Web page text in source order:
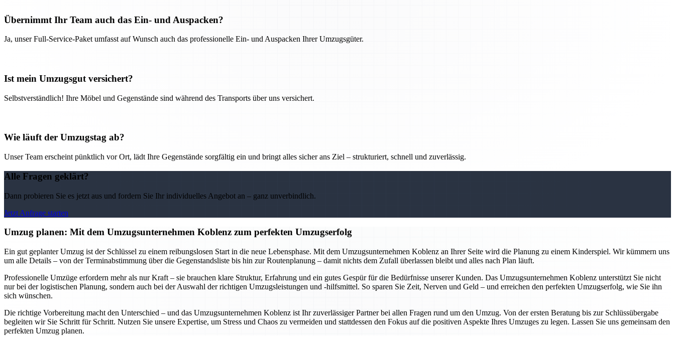
Übernimmt Ihr Team auch das Ein- und Auspacken?
Ja, unser Full-Service-Paket umfasst auf Wunsch auch das professionelle Ein- und Auspacken Ihrer Umzugsgüter.
Ist mein Umzugsgut versichert?
Selbstverständlich! Ihre Möbel und Gegenstände sind während des Transports über uns versichert.
Wie läuft der Umzugstag ab?
Unser Team erscheint pünktlich vor Ort, lädt Ihre Gegenstände sorgfältig ein und bringt alles sicher ans Ziel – strukturiert, schnell und zuverlässig.
Alle Fragen geklärt?
Dann probieren Sie es jetzt aus und fordern Sie Ihr individuelles Angebot an – ganz unverbindlich.
Jetzt Anfrage starten
Umzug planen: Mit dem Umzugsunternehmen Koblenz zum perfekten Umzugserfolg
Ein gut geplanter Umzug ist der Schlüssel zu einem reibungslosen Start in die neue Lebensphase. Mit dem Umzugsunternehmen Koblenz an Ihrer Seite wird die Planung zu einem Kinderspiel. Wir kümmern uns
um alle Details – von der Terminabstimmung über die Gegenstandsliste bis hin zur Routenplanung – damit nichts dem Zufall überlassen bleibt und alles nach Plan läuft.
Professionelle Umzüge erfordern mehr als nur Kraft – sie brauchen klare Struktur, Erfahrung und ein gutes Gespür für die Bedürfnisse unserer Kunden. Das Umzugsunternehmen Koblenz unterstützt Sie nicht
nur bei der logistischen Planung, sondern auch bei der Auswahl der richtigen Umzugsleistungen und -hilfsmittel. So sparen Sie Zeit, Nerven und Geld – und erreichen den perfekten Umzugserfolg, wie Sie ihn
sich wünschen.
Die richtige Vorbereitung macht den Unterschied – und das Umzugsunternehmen Koblenz ist Ihr zuverlässiger Partner bei allen Fragen rund um den Umzug. Von der ersten Beratung bis zur Schlüssübergabe
begleiten wir Sie Schritt für Schritt. Nutzen Sie unsere Expertise, um Stress und Chaos zu vermeiden und stattdessen den Fokus auf die positiven Aspekte Ihres Umzuges zu legen. Lassen Sie uns gemeinsam den
perfekten Umzug planen.